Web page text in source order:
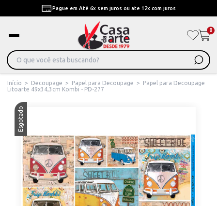
Pague em Até 6x sem juros ou ate 12x com juros
0
Início > Decoupage > Papel para Decoupage >
Papel para Decoupage
Litoarte 49x34,3cm Kombi - PD-277
Esgotado